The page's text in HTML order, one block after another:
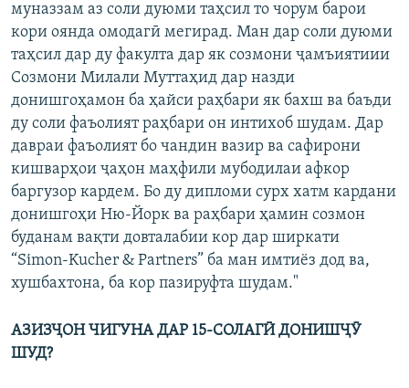
муназзам аз соли дуюми таҳсил то чорум барои
кори оянда омодагӣ мегирад. Ман дар соли дуюми
таҳсил дар ду факулта дар як созмони ҷамъиятиии
Созмони Милали Муттаҳид дар назди
донишгоҳамон ба ҳайси раҳбари як бахш ва баъди
ду соли фаъолият раҳбари он интихоб шудам. Дар
давраи фаъолият бо чандин вазир ва сафирони
кишварҳои ҷаҳон маҳфили мубодилаи афкор
баргузор кардем. Бо ду дипломи сурх хатм кардани
донишгоҳи Ню-Йорк ва раҳбари ҳамин созмон
буданам вақти довталабии кор дар ширкати
“Simon-Kucher & Partners” ба ман имтиёз дод ва,
хушбахтона, ба кор пазируфта шудам."
АЗИЗҶОН ЧИГУНА ДАР 15-СОЛАГӢ ДОНИШҶӮ
ШУД?